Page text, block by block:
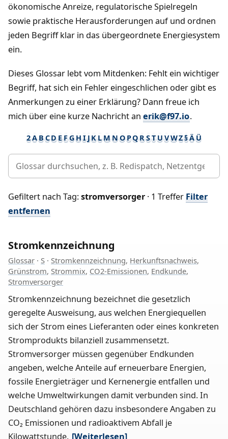
ökonomische Anreize, regulatorische Spielregeln
sowie praktische Herausforderungen auf und ordnen
jeden Begriff klar in das übergeordnete Energiesystem
ein.
Dieses Glossar lebt vom Mitdenken: Fehlt ein wichtiger
Begriff, hat sich ein Fehler eingeschlichen oder gibt es
Anmerkungen zu einer Erklärung? Dann freue ich
mich über eine kurze Nachricht an erik@f97.io.
2A B CD E FG H I J K L M N O PQ R ST U VWZ§Ä Ü
Gefiltert nach Tag:stromversorger · 1 Treffer Filter
entfernen
Stromkennzeichnung
Glossar · S · Stromkennzeichnung, Herkunftsnachweis,
Grünstrom, Strommix, CO2-Emissionen, Endkunde,
Stromversorger
Stromkennzeichnung bezeichnet die gesetzlich
geregelte Ausweisung, aus welchen Energiequellen
sich der Strom eines Lieferanten oder eines konkreten
Stromprodukts bilanziell zusammensetzt.
Stromversorger müssen gegenüber Endkunden
angeben, welche Anteile auf erneuerbare Energien,
fossile Energieträger und Kernenergie entfallen und
welche Umweltwirkungen damit verbunden sind. In
Deutschland gehören dazu insbesondere Angaben zu
CO₂ Emissionen und radioaktivem Abfall je
Kilowattstunde. [Weiterlesen]